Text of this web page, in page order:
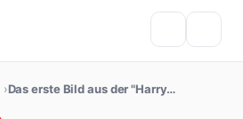
›Das erste Bild aus der "Harry…